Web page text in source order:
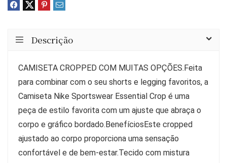
Descrição
CAMISETA CROPPED COM MUITAS OPÇÕES.Feita
para combinar com o seu shorts e legging favoritos, a
Camiseta Nike Sportswear Essential Crop é uma
peça de estilo favorita com um ajuste que abraça o
corpo e gráfico bordado.BenefíciosEste cropped
ajustado ao corpo proporciona uma sensação
confortável e de bem-estar.Tecido com mistura